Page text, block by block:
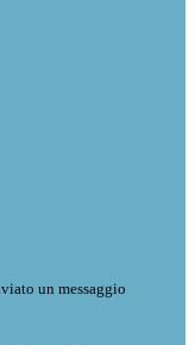
un messaggio